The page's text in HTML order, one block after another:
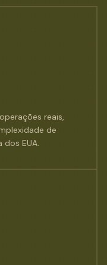
reais,
de
EUA.